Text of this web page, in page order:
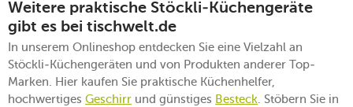
Weitere praktische Stöckli-Küchengeräte
gibt es bei tischwelt.de
In unserem Onlineshop entdecken Sie eine Vielzahl an
Stöckli-Küchengeräten und von Produkten anderer Top-
Marken. Hier kaufen Sie praktische Küchenhelfer,
hochwertiges Geschirr und günstiges Besteck. Stöbern Sie in